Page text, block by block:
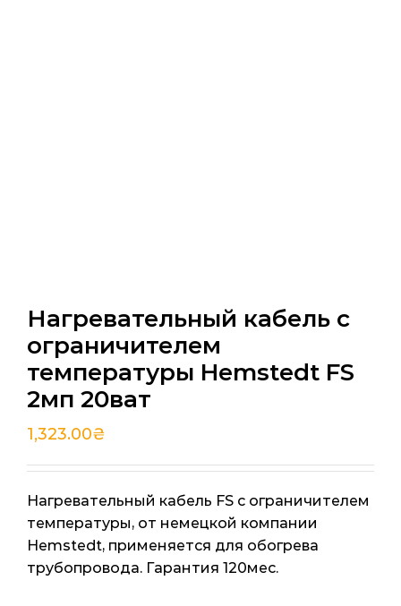
Нагревательный кабель с
ограничителем
температуры Hemstedt FS
2мп 20ват
1,323.00₴
Нагревательный кабель FS с ограничителем
температуры, от немецкой компании
Hemstedt, применяется для обогрева
трубопровода. Гарантия 120мес.